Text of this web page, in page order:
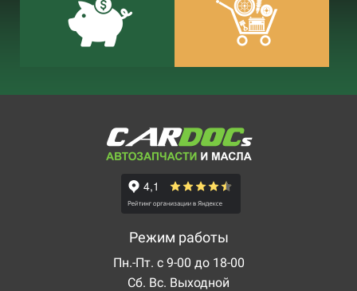
Режим работы
Пн.-Пт. с 9-00 до 18-00
Сб. Вс. Выходной